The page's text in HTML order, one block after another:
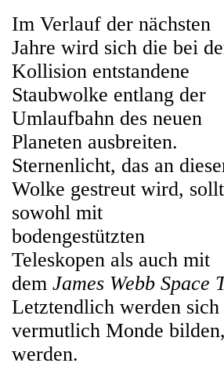
Im Verlauf der nächsten
Jahre wird sich die bei
Kollision entstandene
Staubwolke entlang der
Umlaufbahn des neuen
Planeten ausbreiten.
Sternenlicht, das an
Wolke gestreut wird,
sowohl mit
bodengestützten
Teleskopen als auch mit
dem James Webb Space
Letztendlich werden
vermutlich Monde
werden.